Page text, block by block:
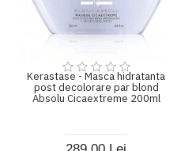
Kerastase - Masca hidratanta
post decolorare par blond
Absolu Cicaextreme 200ml